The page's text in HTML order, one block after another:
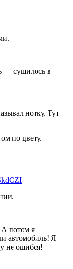
— сушилось в
нотку. Тут
по цвету.
А потом я
автомобиль! Я
не ошибся!